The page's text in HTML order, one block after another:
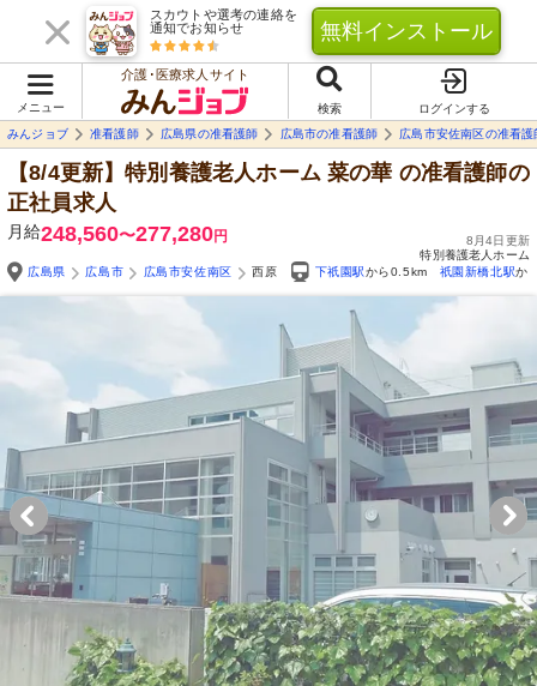
スカウトや選考の連絡を
通知でお知らせ
無料インストール
メニュー
介護･医療求人サイト
検索
ログインする
みんジョブ
准看護師 広島県の准看護師 広島市の准看護師 広島市安佐南区の准看護
【8/4更新】特別養護老人ホーム 菜の華 の准看護師の
正社員求人
月給248,560〜277,280円
8月4日更新
特別養護老人ホーム
広島県
広島市 広島市安佐南区 西原 下祇園駅から0.5km 祇園新橋北駅か